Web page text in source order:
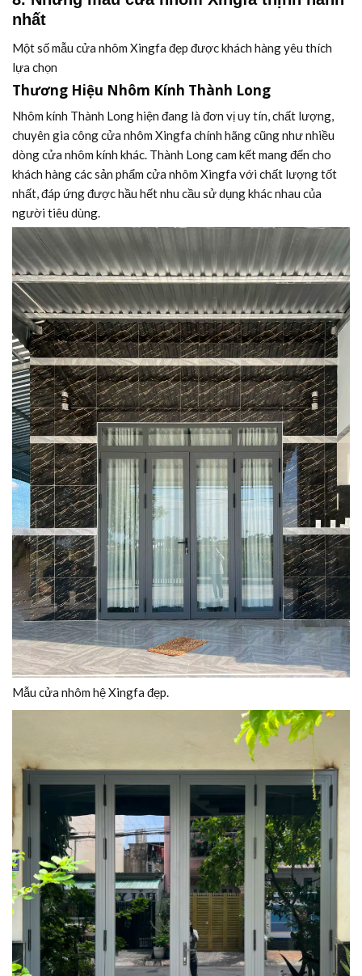
nhất
Một số mẫu cửa nhôm Xingfa đẹp được khách hàng yêu thích
lựa chọn
Thương Hiệu Nhôm Kính Thành Long
Nhôm kính Thành Long hiện đang là đơn vị uy tín, chất lượng,
chuyên gia công cửa nhôm Xingfa chính hãng cũng như nhiều
dòng cửa nhôm kính khác. Thành Long cam kết mang đến cho
khách hàng các sản phẩm cửa nhôm Xingfa với chất lượng tốt
nhất, đáp ứng được hầu hết nhu cầu sử dụng khác nhau của
người tiêu dùng.
Mẫu cửa nhôm hệ Xingfa đẹp.